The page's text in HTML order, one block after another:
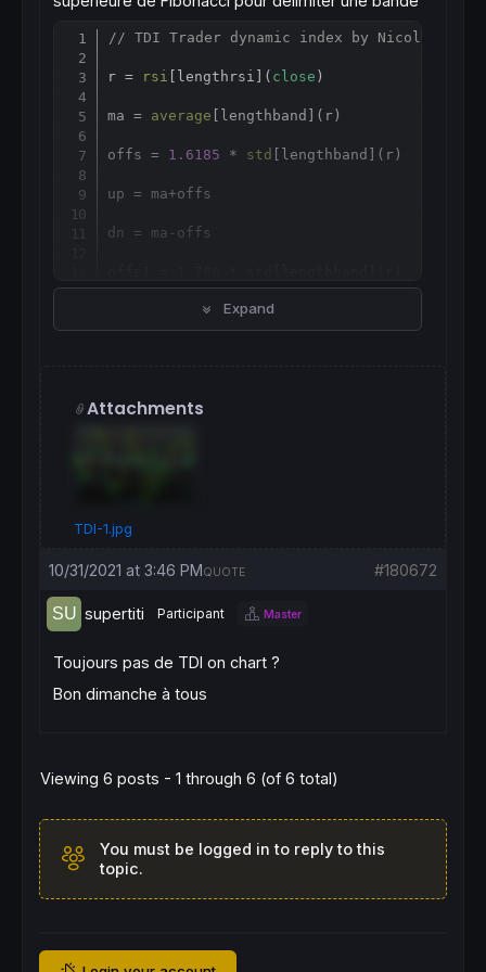
// TDI Trader dynamic index by Nicolas
r = rsi [ lengthrsi]( close )
ma = average [ lengthband](r)
offs = 1.6185 * std [ lengthband](r)
up = ma+offs
dn = ma-offs
offs1
// lengthtradesl = 7 entier
Expand
Copy
Attachments
TDI-1.jpg
10/31/2021 at 3:46 PM #180672
QUOTE
supertiti Participant Master
Toujours pas de TDI on chart ?
Bon dimanche à tous
Viewing 6 posts - 1 through 6 (of 6 total)
You must be logged in to reply to this
topic.